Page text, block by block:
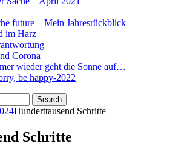
future – Mein Jahresrückblick
im Harz
Corona
wieder geht die Sonne auf…
be happy-2022
Search
Hunderttausend Schritte
Schritte